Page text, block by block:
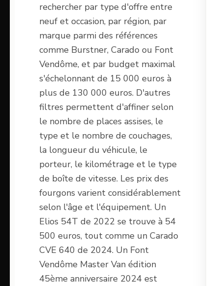
rechercher par type d'offre entre
neuf et occasion, par région, par
marque parmi des références
comme Burstner, Carado ou Font
Vendôme, et par budget maximal
s'échelonnant de 15 000 euros à
plus de 130 000 euros. D'autres
filtres permettent d'affiner selon
le nombre de places assises, le
type et le nombre de couchages,
la longueur du véhicule, le
porteur, le kilométrage et le type
de boîte de vitesse. Les prix des
fourgons varient considérablement
selon l'âge et l'équipement. Un
Elios 54T de 2022 se trouve à 54
500 euros, tout comme un Carado
CVE 640 de 2024. Un Font
Vendôme Master Van édition
45ème anniversaire 2024 est